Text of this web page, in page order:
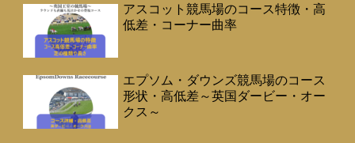
アスコット競馬場のコース特徴・高
低差・コーナー曲率
エプソム・ダウンズ競馬場のコース
形状・高低差～英国ダービー・オー
クス～